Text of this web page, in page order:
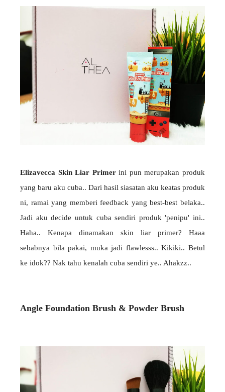
Elizavecca Skin Liar Primerini pun merupakan produk
yang baru aku cuba.. Dari hasil siasatan aku keatas produk
ni, ramai yang memberi feedback yang best-best belaka..
Jadi aku decide untuk cuba sendiri produk 'penipu' ini..
Haha.. Kenapa dinamakan skin liar primer? Haaa
sebabnya bila pakai, muka jadi flawlesss.. Kikiki.. Betul
ke idok?? Nak tahu kenalah cuba sendiri ye.. Ahakzz..
Angle Foundation Brush & Powder Brush